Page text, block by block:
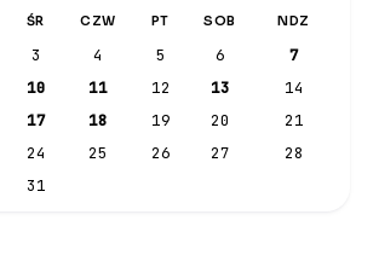
ŚR CZW PT SOB NDZ
3 4 5 6
7
10 11 12 13
14
17 18 19 20
21
24 25 26 27
28
31